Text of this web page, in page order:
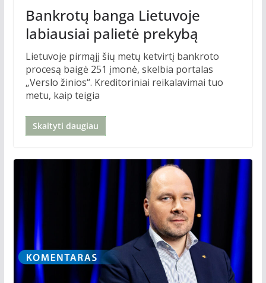
Bankrotų banga Lietuvoje
labiausiai palietė prekybą
Lietuvoje pirmąjį šių metų ketvirtį bankroto
procesą baigė 251 įmonė, skelbia portalas
„Verslo žinios“. Kreditoriniai reikalavimai tuo
metu, kaip teigia
Skaityti daugiau